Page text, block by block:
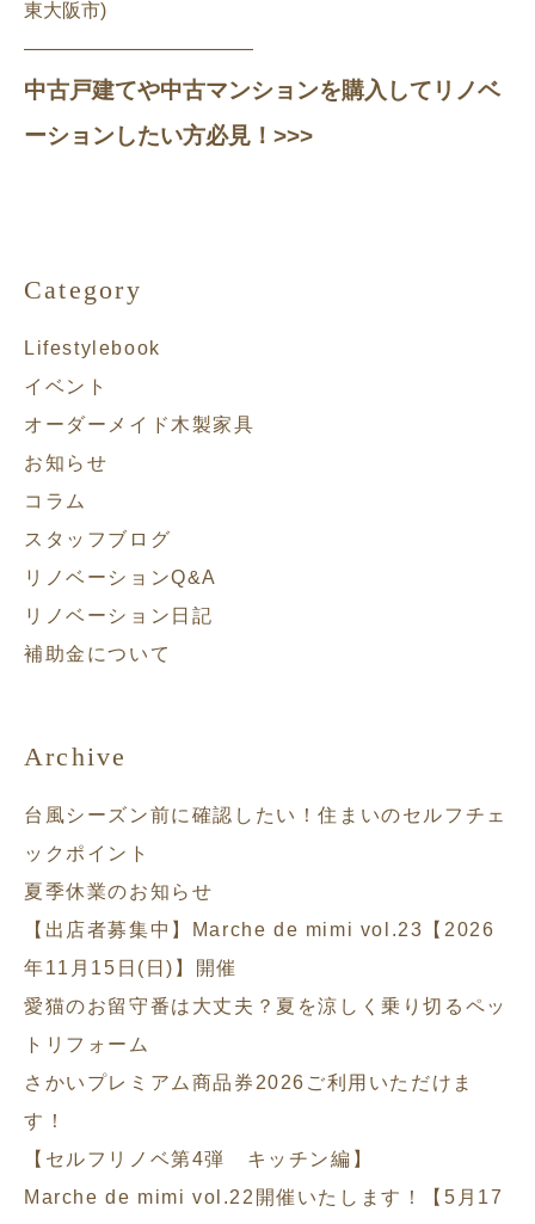
東大阪市)
————————————
中古戸建てや中古マンションを購入してリノベ
ーションしたい方必見！>>>
Category
Lifestylebook
イベント
オーダーメイド木製家具
お知らせ
コラム
スタッフブログ
リノベーションQ&A
リノベーション日記
補助金について
Archive
台風シーズン前に確認したい！住まいのセルフチェ
ックポイント
夏季休業のお知らせ
【出店者募集中】Marche de mimi vol.23【2026
年11月15日(日)】開催
愛猫のお留守番は大丈夫？夏を涼しく乗り切るペッ
トリフォーム
さかいプレミアム商品券2026ご利用いただけま
す！
【セルフリノベ第4弾 キッチン編】
Marche de mimi vol.22開催いたします！【5月17